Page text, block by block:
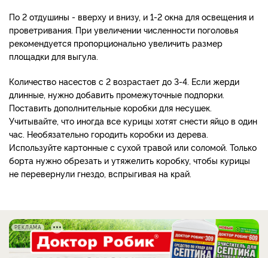
По 2 отдушины - вверху и внизу, и 1-2 окна для освещения и
проветривания. При увеличении численности поголовья
рекомендуется пропорционально увеличить размер
площадки для выгула.
Количество насестов с 2 возрастает до 3-4. Если жерди
длинные, нужно добавить промежуточные подпорки.
Поставить дополнительные коробки для несушек.
Учитывайте, что иногда все курицы хотят снести яйцо в один
час. Необязательно городить коробки из дерева.
Используйте картонные с сухой травой или соломой. Только
борта нужно обрезать и утяжелить коробку, чтобы курицы
не перевернули гнездо, вспрыгивая на край.
РЕКЛАМА